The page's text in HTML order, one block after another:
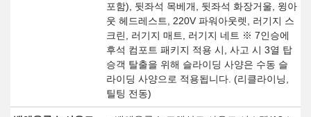
포함), 뒷좌석 목베개, 뒷좌석 화장거울, 윙아
웃 헤드레스트, 220V 파워아웃렛, 러기지 스
크린, 러기지 매트, 러기지 네트 ※ 7인승에
후석 컴포트 패키지 적용 시, 사고 시 3열 탑
승객 탈출을 위해 슬라이딩 사양은 수동 슬
라이딩 사양으로 적용됩니다. (리클라이닝,
틸팅 전동)